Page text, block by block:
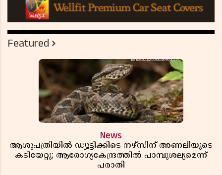
Featured
News
ആശുപത്രിയിൽ ഡ്യൂട്ടിക്കിടെ നഴ്സിന് അണലിയുടെ
കടിയേറ്റു; ആരോഗ്യകേന്ദ്രത്തിൽ പാമ്പുശല്യമെന്ന്
പരാതി